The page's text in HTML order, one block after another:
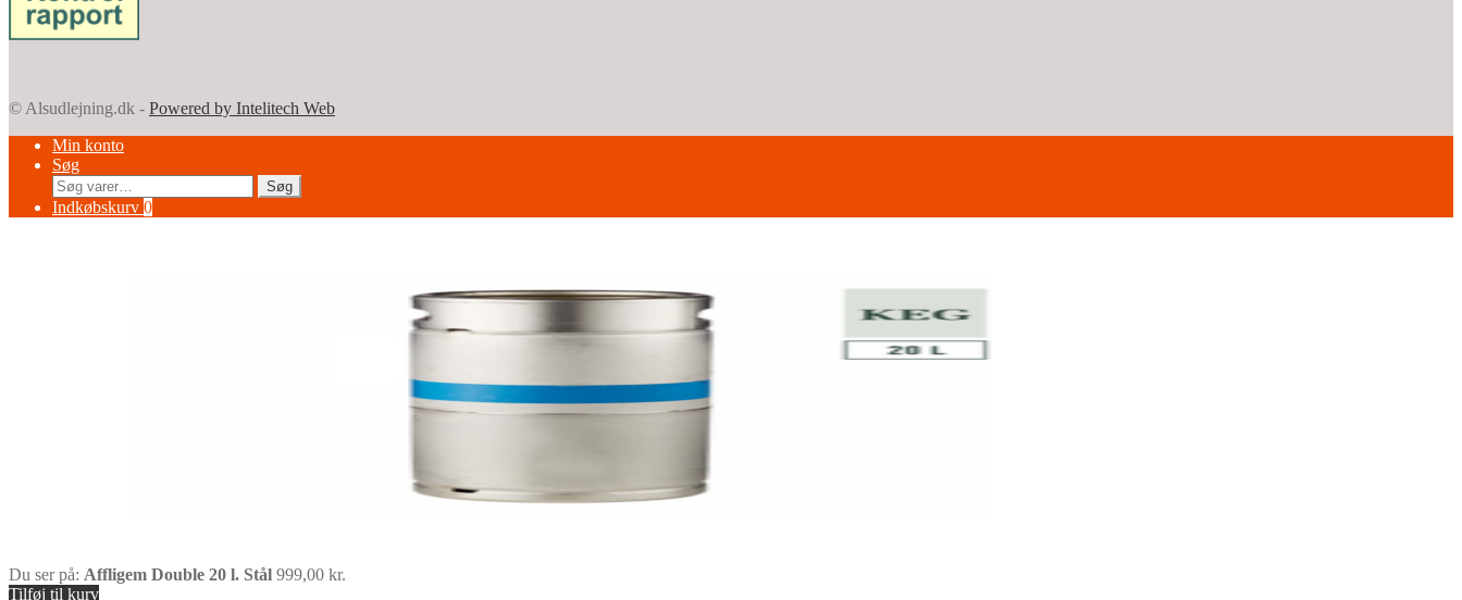
© Alsudlejning.dk - Powered by Intelitech Web
Min konto
Søg
Søg
efter:
Søg
Indkøbskurv 0
Du ser på: Affligem Double 20 l. Stål 999,00 kr.
Tilføj til kurv